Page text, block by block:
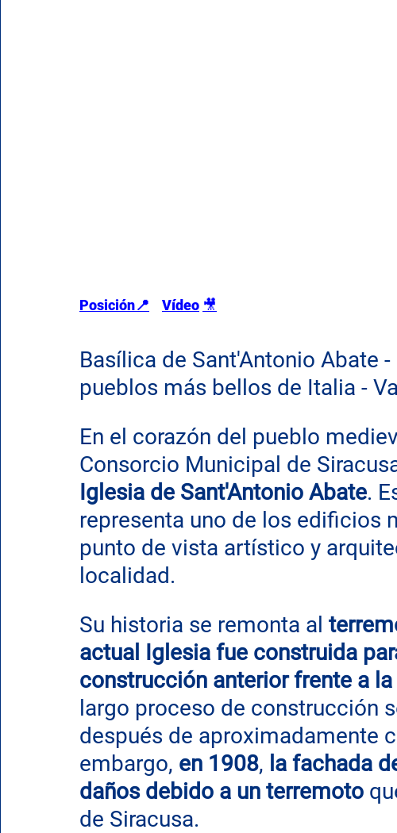
Posición📍 Vídeo 🎥
Basílica de Sant'Antonio Abate
pueblos más bellos de Italia -
En el corazón del pueblo
Consorcio Municipal de
Iglesia de Sant'Antonio Abate.
representa uno de los edificios
punto de vista artístico y
localidad.
Su historia se remonta al
actual Iglesia fue construida
construcción anterior frente a
largo proceso de construcción
después de aproximadamente
embargo, en 1908, la fachada
daños debido a un terremoto
de Siracusa.